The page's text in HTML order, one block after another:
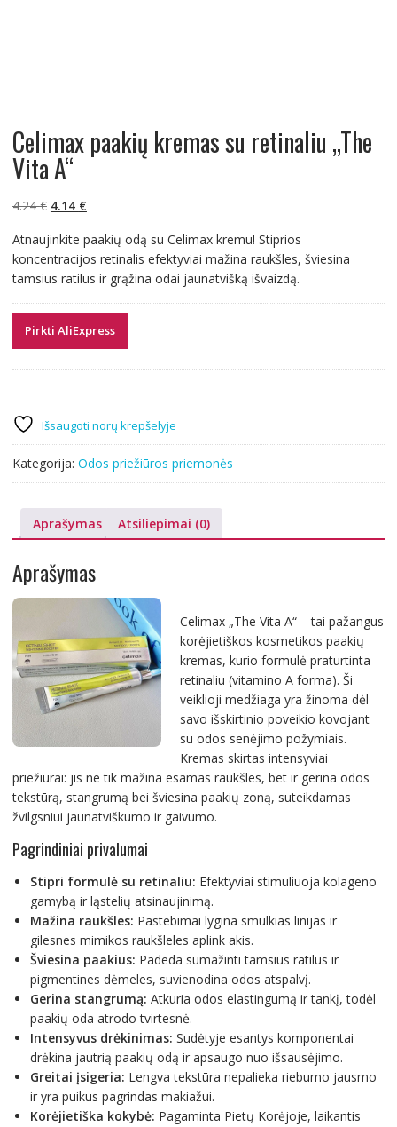
Celimax paakių kremas su retinaliu „The
Vita A“
4.24€ Original
was:
4.24 €.
4.14 €Current
is:
4.14 €.
Atnaujinkite paakių odą su Celimax kremu! Stiprios
koncentracijos retinalis efektyviai mažina raukšles, šviesina
tamsius ratilus ir grąžina odai jaunatvišką išvaizdą.
Pirkti AliExpress
Išsaugoti norų krepšelyje
Kategorija: Odos priežiūros priemonės
Aprašymas Atsiliepimai (0)
Aprašymas
Celimax „The Vita A“ – tai pažangus
korėjietiškos kosmetikos paakių
kremas, kurio formulė praturtinta
retinaliu (vitamino A forma). Ši
veiklioji medžiaga yra žinoma dėl
savo išskirtinio poveikio kovojant
su odos senėjimo požymiais.
Kremas skirtas intensyviai
priežiūrai: jis ne tik mažina esamas raukšles, bet ir gerina odos
tekstūrą, stangrumą bei šviesina paakių zoną, suteikdamas
žvilgsniui jaunatviškumo ir gaivumo.
Pagrindiniai privalumai
Stipri formulė su retinaliu: Efektyviai stimuliuoja kolageno
gamybą ir ląstelių atsinaujinimą.
Mažina raukšles: Pastebimai lygina smulkias linijas ir
gilesnes mimikos raukšleles aplink akis.
Šviesina paakius: Padeda sumažinti tamsius ratilus ir
pigmentines dėmeles, suvienodina odos atspalvį.
Gerina stangrumą: Atkuria odos elastingumą ir tankį, todėl
paakių oda atrodo tvirtesnė.
Intensyvus drėkinimas: Sudėtyje esantys komponentai
drėkina jautrią paakių odą ir apsaugo nuo išsausėjimo.
Greitai įsigeria: Lengva tekstūra nepalieka riebumo jausmo
ir yra puikus pagrindas makiažui.
Korėjietiška kokybė: Pagaminta Pietų Korėjoje, laikantis